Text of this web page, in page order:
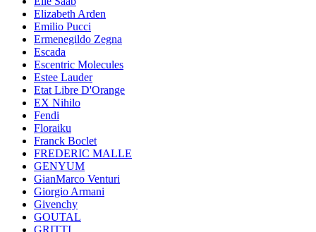
Elizabeth Arden
Emilio Pucci
Ermenegildo Zegna
Escada
Escentric Molecules
Estee Lauder
Etat Libre D'Orange
EX Nihilo
Fendi
Floraiku
Franck Boclet
FREDERIC MALLE
GENYUM
GianMarco Venturi
Giorgio Armani
Givenchy
GOUTAL
GRITTI